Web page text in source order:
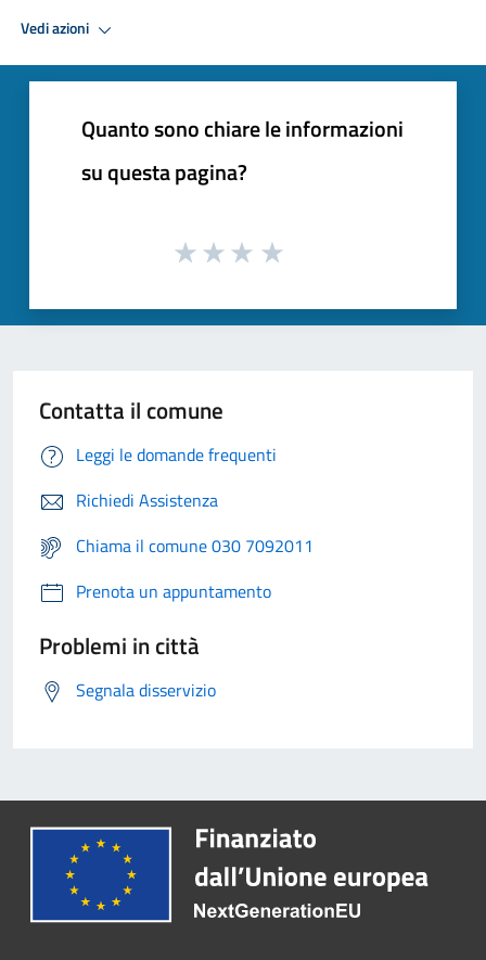
Vedi azioni
Quanto sono chiare le informazioni
su questa pagina?
Contatta il comune
Leggi le domande frequenti
Richiedi Assistenza
Chiama il comune 030 7092011
Prenota un appuntamento
Problemi in città
Segnala disservizio